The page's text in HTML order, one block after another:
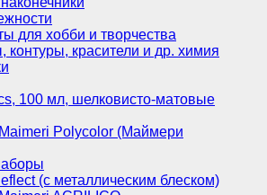
для хобби и творчества
контуры, красители и др. химия
100 мл, шелковисто-матовые
Polycolor (Маймери
(с металлическим блеском)